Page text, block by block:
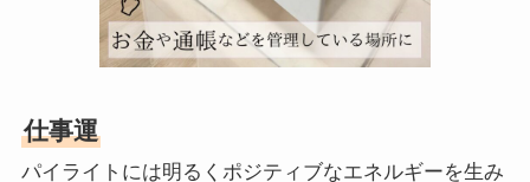
仕事運
パイライトには明るくポジティブなエネルギーを生み